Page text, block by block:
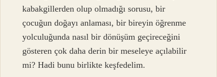
kabakgillerden olup olmadığı sorusu, bir
çocuğun doğayı anlaması, bir bireyin öğrenme
yolculuğunda nasıl bir dönüşüm geçireceğini
gösteren çok daha derin bir meseleye açılabilir
mi? Hadi bunu birlikte keşfedelim.